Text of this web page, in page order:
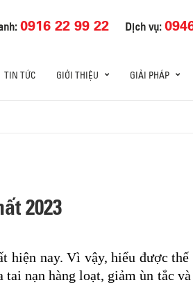
0916 22 99 22 Dịch vụ:
TIN TỨC GIỚI THIỆU GIẢI PHÁP
2023
hiện nay. Vì vậy, hiểu được thế
nạn hàng loạt, giảm ùn tắc